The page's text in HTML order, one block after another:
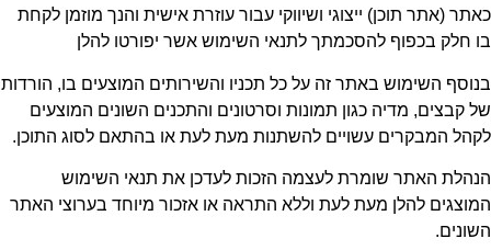
כאתר (אתר תוכן) ייצוגי ושיווקי עבור עוזרת אישית והנך מוזמן לקחת
בו חלק בכפוף להסכמתך לתנאי השימוש אשר יפורטו להלן
בנוסף השימוש באתר זה על כל תכניו והשירותים המוצעים בו, הורדות
של קבצים, מדיה כגון תמונות וסרטונים והתכנים השונים המוצעים
לקהל המבקרים עשויים להשתנות מעת לעת או בהתאם לסוג התוכן.
הנהלת האתר שומרת לעצמה הזכות לעדכן את תנאי השימוש
המוצגים להלן מעת לעת וללא התראה או אזכור מיוחד בערוצי האתר
השונים.